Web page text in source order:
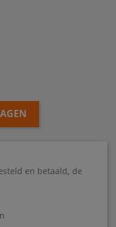
en betaald, de